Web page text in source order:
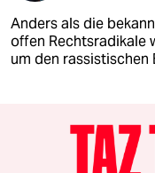
Anders als die
offen Rechtsradikale
um den rassistischen